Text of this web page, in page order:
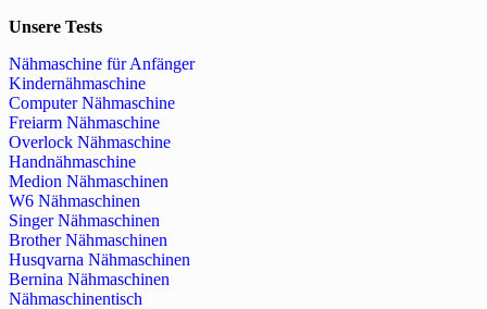
Unsere Tests
Nähmaschine für Anfänger
Kindernähmaschine
Computer Nähmaschine
Freiarm Nähmaschine
Overlock Nähmaschine
Handnähmaschine
Medion Nähmaschinen
W6 Nähmaschinen
Singer Nähmaschinen
Brother Nähmaschinen
Husqvarna Nähmaschinen
Bernina Nähmaschinen
Nähmaschinentisch